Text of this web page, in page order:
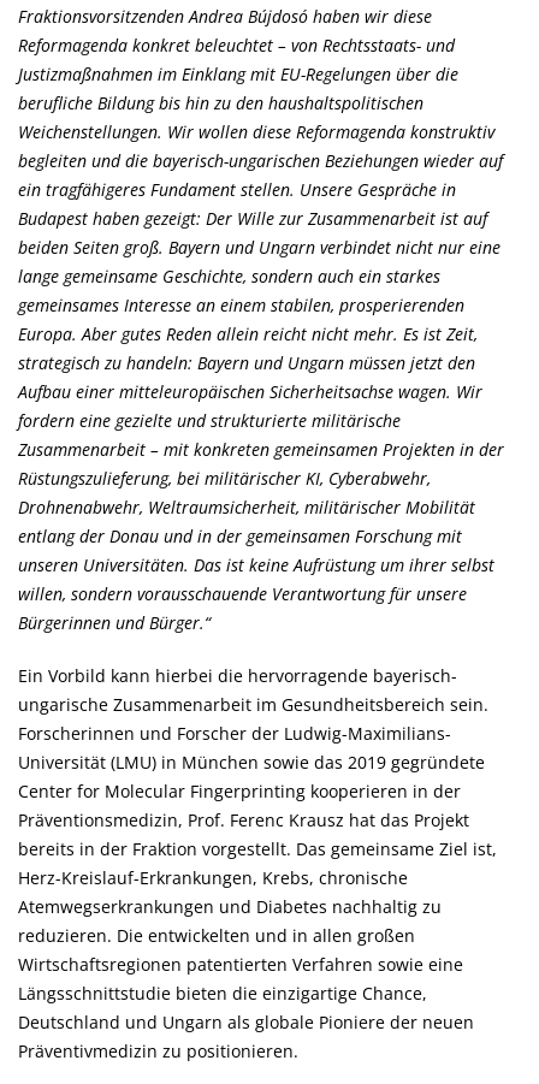
Fraktionsvorsitzenden Andrea Bújdosó haben wir diese
Reformagenda konkret beleuchtet – von Rechtsstaats- und
Justizmaßnahmen im Einklang mit EU-Regelungen über die
berufliche Bildung bis hin zu den haushaltspolitischen
Weichenstellungen. Wir wollen diese Reformagenda konstruktiv
begleiten und die bayerisch-ungarischen Beziehungen wieder auf
ein tragfähigeres Fundament stellen. Unsere Gespräche in
Budapest haben gezeigt: Der Wille zur Zusammenarbeit ist auf
beiden Seiten groß. Bayern und Ungarn verbindet nicht nur eine
lange gemeinsame Geschichte, sondern auch ein starkes
gemeinsames Interesse an einem stabilen, prosperierenden
Europa. Aber gutes Reden allein reicht nicht mehr. Es ist Zeit,
strategisch zu handeln: Bayern und Ungarn müssen jetzt den
Aufbau einer mitteleuropäischen Sicherheitsachse wagen. Wir
fordern eine gezielte und strukturierte militärische
Zusammenarbeit – mit konkreten gemeinsamen Projekten in der
Rüstungszulieferung, bei militärischer KI, Cyberabwehr,
Drohnenabwehr, Weltraumsicherheit, militärischer Mobilität
entlang der Donau und in der gemeinsamen Forschung mit
unseren Universitäten. Das ist keine Aufrüstung um ihrer selbst
willen, sondern vorausschauende Verantwortung für unsere
Bürgerinnen und Bürger.“
Ein Vorbild kann hierbei die hervorragende bayerisch-
ungarische Zusammenarbeit im Gesundheitsbereich sein.
Forscherinnen und Forscher der Ludwig-Maximilians-
Universität (LMU) in München sowie das 2019 gegründete
Center for Molecular Fingerprinting kooperieren in der
Präventionsmedizin, Prof. Ferenc Krausz hat das Projekt
bereits in der Fraktion vorgestellt. Das gemeinsame Ziel ist,
Herz-Kreislauf-Erkrankungen, Krebs, chronische
Atemwegserkrankungen und Diabetes nachhaltig zu
reduzieren. Die entwickelten und in allen großen
Wirtschaftsregionen patentierten Verfahren sowie eine
Längsschnittstudie bieten die einzigartige Chance,
Deutschland und Ungarn als globale Pioniere der neuen
Präventivmedizin zu positionieren.